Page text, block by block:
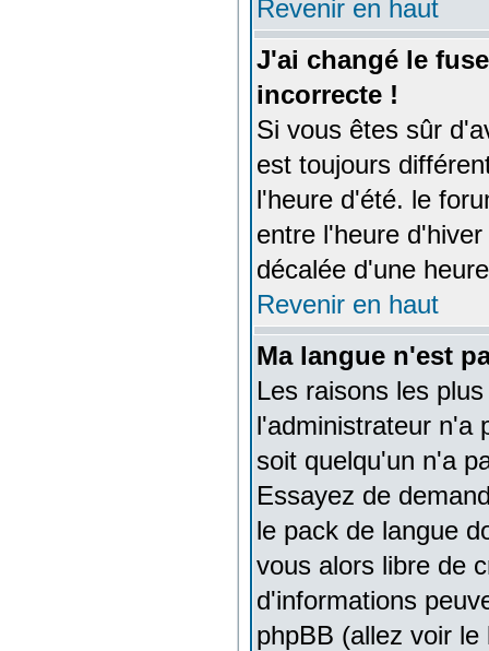
Revenir en haut
J'ai changé le
incorrecte !
Si vous êtes sûr
est toujours
l'heure d'été. le
entre l'heure
décalée d'une
Revenir en haut
Ma langue n'est
Les raisons les
l'administrateur n'a
soit quelqu'un n'a
Essayez de
le pack de langue
vous alors libre de
d'informations
phpBB (allez voir